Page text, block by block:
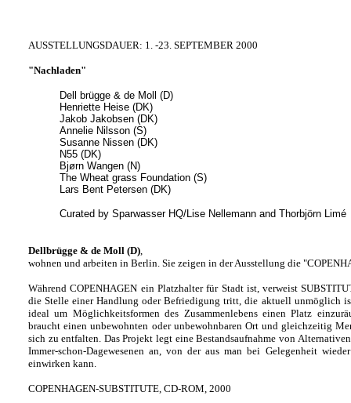
AUSSTELLUNGSDAUER: 1. -23. SEPTEMBER 2000
"Nachladen"
Dell brügge & de Moll (D)
Henriette Heise (DK)
Jakob Jakobsen (DK)
Annelie Nilsson (S)
Susanne Nissen (DK)
N55 (DK)
Bjørn Wangen (N)
The Wheat grass Foundation (S)
Lars Bent Petersen (DK)
Curated by Sparwasser HQ/Lise Nellemann and Thorbjörn Limé
Dellbrügge & de Moll (D),
wohnen und arbeiten in Berlin. Sie zeigen in der Ausstellung die
Während COPENHAGEN ein Platzhalter für Stadt ist, verweist
die Stelle einer Handlung oder Befriedigung tritt, die aktuell unmöglich
ideal um Möglichkeitsformen des Zusammenlebens einen Platz
braucht einen unbewohnten oder unbewohnbaren Ort und gleichzeitig
sich zu entfalten. Das Projekt legt eine Bestandsaufnahme von
Immer-schon-Dagewesenen an, von der aus man bei Gelegenheit
einwirken kann.
COPENHAGEN-SUBSTITUTE, CD-ROM, 2000